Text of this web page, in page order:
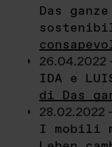
Das
26.04.2022
IDA e
di Das
28.02.2022 -
I mobili